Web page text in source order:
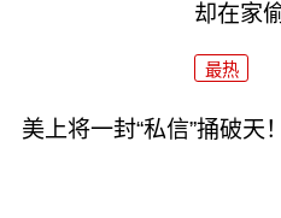
却在家
最热
美上将一封“私信”捅破天